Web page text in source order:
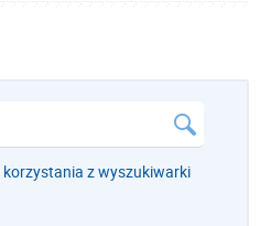
z wyszukiwarki